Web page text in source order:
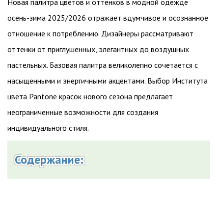
Новая палитра цветов и оттенков в модной одежде
осень-зима 2025/2026 отражает вдумчивое и осознанное
отношение к потреблению. Дизайнеры рассматривают
оттенки от приглушенных, элегантных до воздушных
пастельных. Базовая палитра великолепно сочетается с
насыщенными и энергичными акцентами. Выбор Института
цвета Pantone красок нового сезона предлагает
неограниченные возможности для создания
индивидуального стиля.
Содержание: